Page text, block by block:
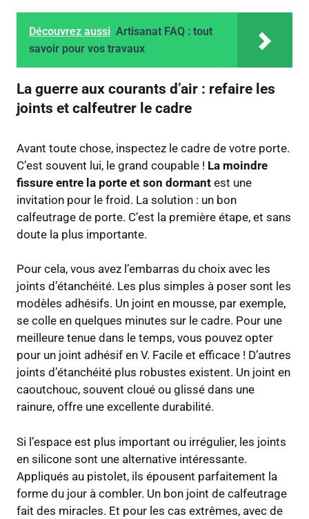
Découvrez aussi Artisanat FAQ : tout
savoir pour vos travaux
La guerre aux courants d’air : refaire les
joints et calfeutrer le cadre
Avant toute chose, inspectez le cadre de votre porte.
C’est souvent lui, le grand coupable ! La moindre
fissure entre la porte et son dormant est une
invitation pour le froid. La solution : un bon
calfeutrage de porte. C’est la première étape, et sans
doute la plus importante.
Pour cela, vous avez l’embarras du choix avec les
joints d’étanchéité. Les plus simples à poser sont les
modèles adhésifs. Un joint en mousse, par exemple,
se colle en quelques minutes sur le cadre. Pour une
meilleure tenue dans le temps, vous pouvez opter
pour un joint adhésif en V. Facile et efficace ! D’autres
joints d’étanchéité plus robustes existent. Un joint en
caoutchouc, souvent cloué ou glissé dans une
rainure, offre une excellente durabilité.
Si l’espace est plus important ou irrégulier, les joints
en silicone sont une alternative intéressante.
Appliqués au pistolet, ils épousent parfaitement la
forme du jour à combler. Un bon joint de calfeutrage
fait des miracles. Et pour les cas extrêmes, avec de